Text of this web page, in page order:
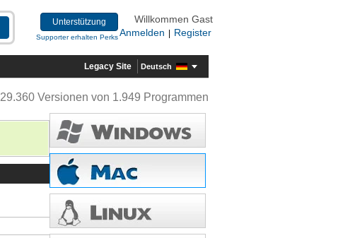
Unterstützung
Supporter erhalten Perks
Willkommen Gast
Anmelden
Register
Legacy Site Deutsch
29.360 Versionen von 1.949 Programmen